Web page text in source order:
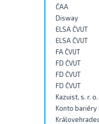
ČAA
Disway
ELSA ČVUT
ELSA ČVUT
FA ČVUT
FD ČVUT
FD ČVUT
FD ČVUT
Kazuist, s. r. o.
Konto bariéry